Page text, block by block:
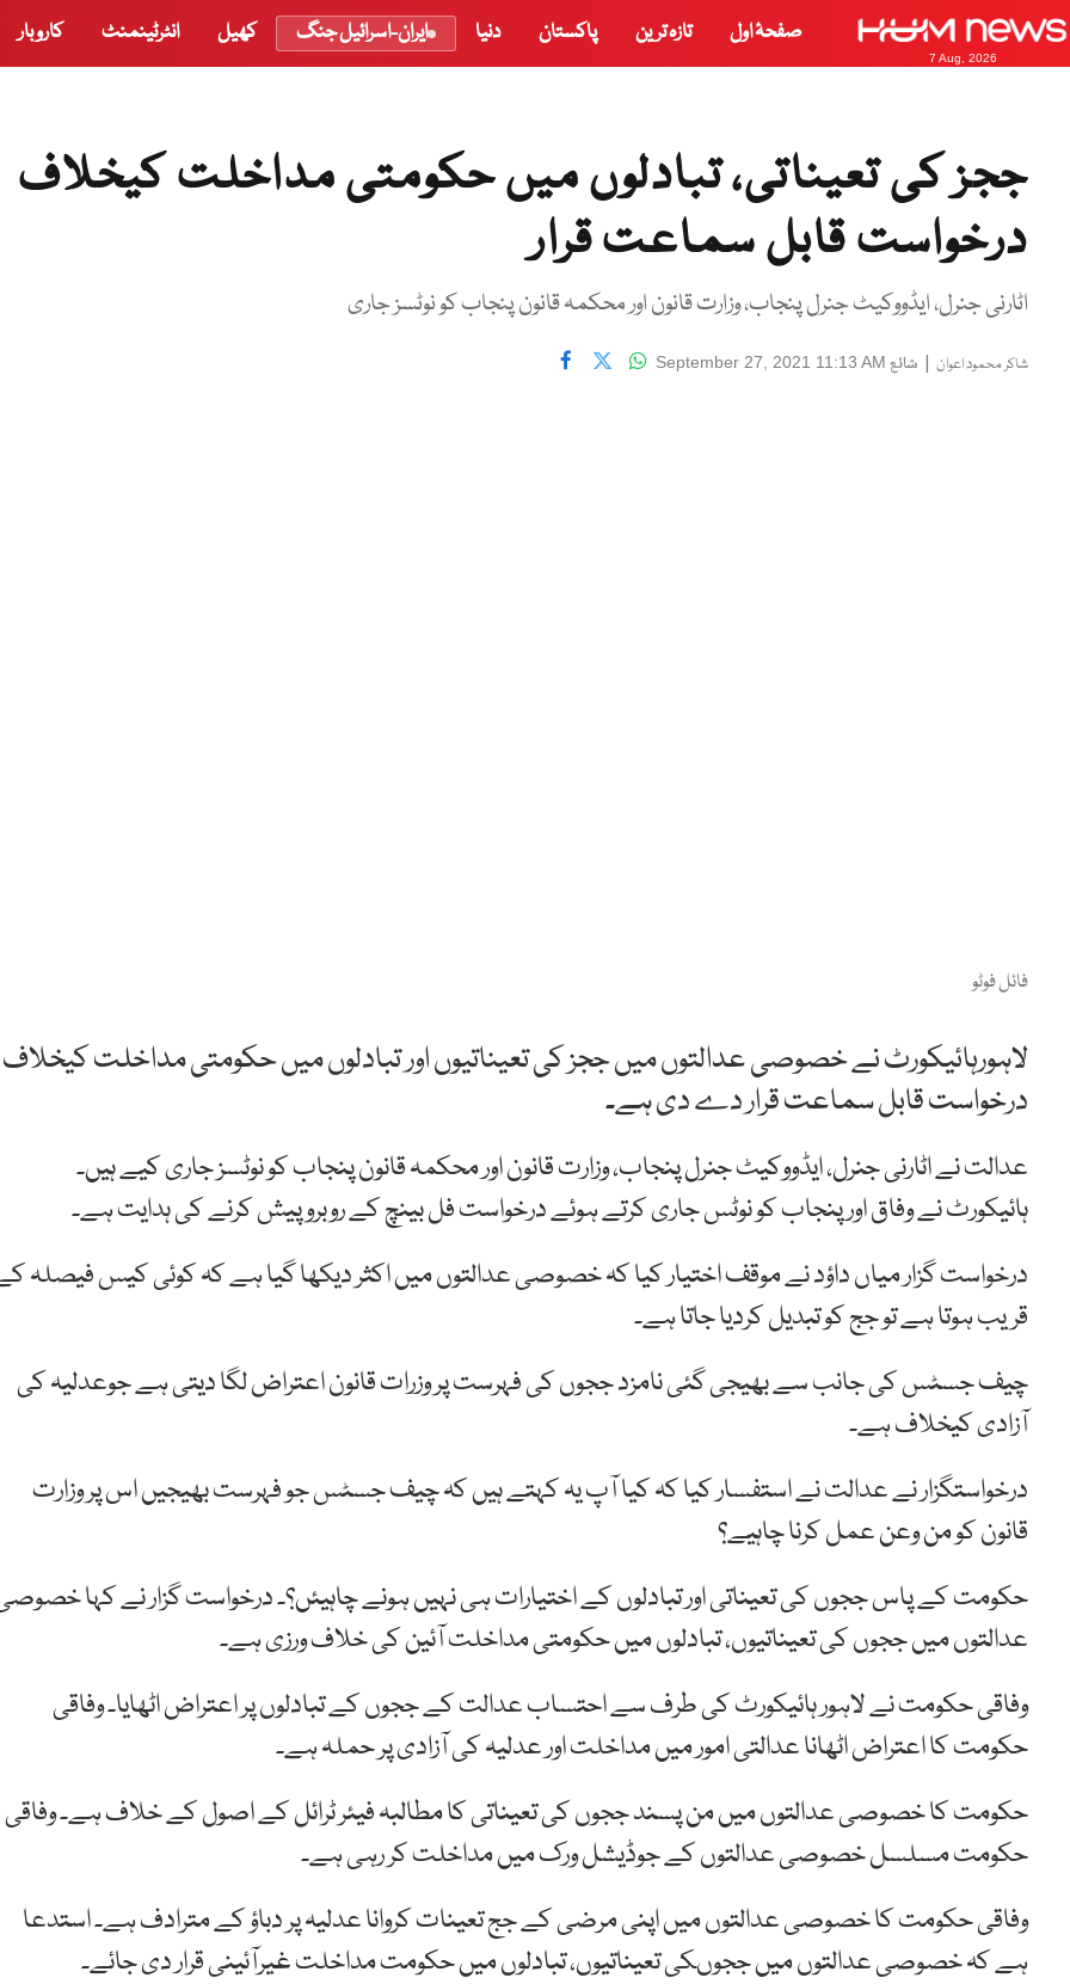
7 Aug, 2026
صفحۂ اول تازہ ترین پاکستان دنیا ایران-اسرائیل جنگ کھیل انٹرٹینمنٹ کاروبار
ججز کی تعیناتی، تبادلوں میں حکومتی مداخلت کیخلاف
درخواست قابل سماعت قرار
اٹارنی جنرل، ایڈووکیٹ جنرل پنجاب، وزارت قانون اور محکمہ قانون پنجاب کو نوٹسز جاری
شاکر محمود اعوان | شائع September 27, 2021 11:13 AM
فائل فوٹو
لاہورہائیکورٹ نے خصوصی عدالتوں میں ججز کی تعیناتیوں اور تبادلوں میں حکومتی مداخلت کیخلاف
درخواست قابل سماعت قرار دے دی ہے۔
عدالت نے اٹارنی جنرل، ایڈووکیٹ جنرل پنجاب، وزارت قانون اور محکمہ قانون پنجاب کو نوٹسز جاری کیے ہیں۔
ہائیکورٹ نے وفاق اور پنجاب کو نوٹس جاری کرتے ہوئے درخواست فل بینچ کے روبرو پیش کرنے کی ہدایت ہے۔
درخواست گزار میاں داؤد نے موقف اختیار کیا کہ خصوصی عدالتوں میں اکثر دیکھا گیا ہے کہ کوئی کیس فیصلہ
قریب ہوتا ہے تو جج کو تبدیل کردیا جاتا ہے۔
چیف جسٹس کی جانب سے بھیجی گئی نامزد ججوں کی فہرست پر وزرات قانون اعتراض لگا دیتی ہے جوعدلیہ کی
آزادی کیخلاف ہے۔
درخواستگزار نے عدالت نے استفسار کیا کہ کیا آپ یہ کہتے ہیں کہ چیف جسٹس جو فہرست بھیجیں اس پر وزارت
قانون کو من وعن عمل کرنا چاہیے؟
حکومت کے پاس ججوں کی تعیناتی اور تبادلوں کے اختیارات ہی نہیں ہونے چاہیئں؟۔ درخواست گزار نے کہا
عدالتوں میں ججوں کی تعیناتیوں، تبادلوں میں حکومتی مداخلت آئین کی خلاف ورزی ہے۔
وفاقی حکومت نے لاہور ہائیکورٹ کی طرف سے احتساب عدالت کے ججوں کے تبادلوں پر اعتراض اٹھایا۔ وفاقی
حکومت کا اعتراض اٹھانا عدالتی امور میں مداخلت اور عدلیہ کی آزادی پر حملہ ہے۔
حکومت کا خصوصی عدالتوں میں من پسند ججوں کی تعیناتی کا مطالبہ فیئر ٹرائل کے اصول کے خلاف ہے۔ وفاقی
حکومت مسلسل خصوصی عدالتوں کے جوڈیشل ورک میں مداخلت کر رہی ہے۔
وفاقی حکومت کا خصوصی عدالتوں میں اپنی مرضی کے جج تعینات کروانا عدلیہ پر دباؤ کے مترادف ہے۔ استدعا
ہے کہ خصوصی عدالتوں میں ججوںکی تعیناتیوں، تبادلوں میں حکومت مداخلت غیرآئینی قرار دی جائے۔